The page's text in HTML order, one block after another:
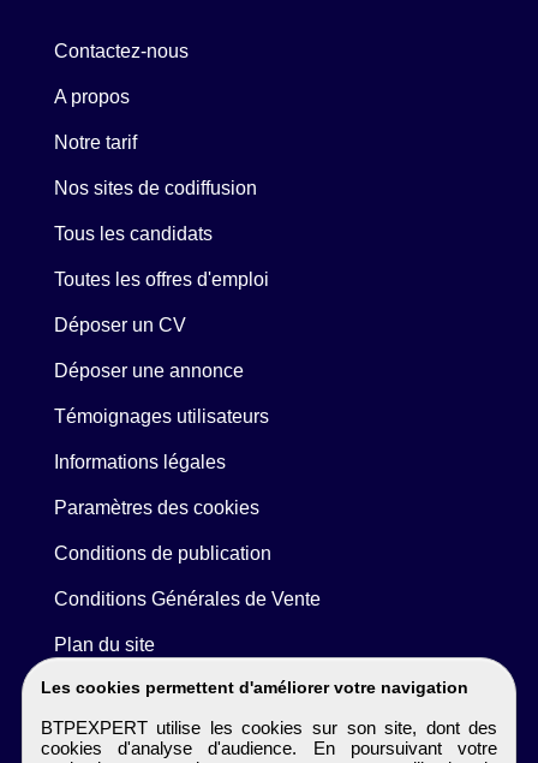
Les cookies permettent d'améliorer votre navigation
BTPEXPERT utilise les cookies sur son site, dont des
cookies d'analyse d'audience. En poursuivant votre
Contactez-nous
A propos
Notre tarif
Nos sites de codiffusion
Tous les candidats
Toutes les offres d'emploi
Déposer un CV
Déposer une annonce
Témoignages utilisateurs
Informations légales
Paramètres des cookies
Conditions de publication
Conditions Générales de Vente
Plan du site